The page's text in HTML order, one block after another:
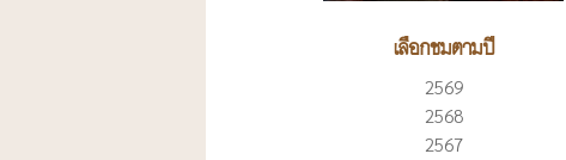
เลือกชมตามปี
2569
2568
2567